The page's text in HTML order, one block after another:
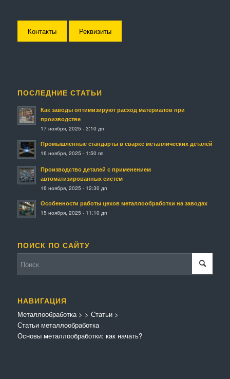
Контакты Реквизиты
ПОСЛЕДНИЕ СТАТЬИ
Как заводы оптимизируют расход материалов при
производстве
17 ноября, 2025 - 3:10 дп
Промышленные стандарты в сварке металлических деталей
16 ноября, 2025 - 1:50 пп
Производство деталей с применением
автоматизированных систем
16 ноября, 2025 - 12:30 дп
Особенности работы цехов металлообработки на заводах
15 ноября, 2025 - 11:10 дп
ПОИСК ПО САЙТУ
НАВИГАЦИЯ
Металлообработка>
Статьи металлообработка
> Статьи>
Основы металлообработки: как начать?